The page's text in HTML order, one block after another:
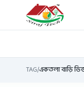
Skip to main content
TAG/একতলা বাড়ি